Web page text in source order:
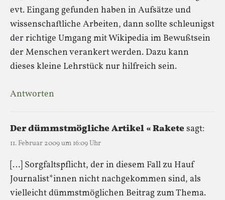
evt. Eingang gefunden haben in Aufsätze und
wissenschaftliche Arbeiten, dann sollte schleunigst
der richtige Umgang mit Wikipedia im Bewußtsein
der Menschen verankert werden. Dazu kann
dieses kleine Lehrstück nur hilfreich sein.
Antworten
Der dümmstmögliche Artikel « Raketesagt:
11. Februar 2009 um 16:09 Uhr
[…] Sorgfaltspflicht, der in diesem Fall zu Hauf
Journalist*innen nicht nachgekommen sind, als
vielleicht dümmstmöglichen Beitrag zum Thema.